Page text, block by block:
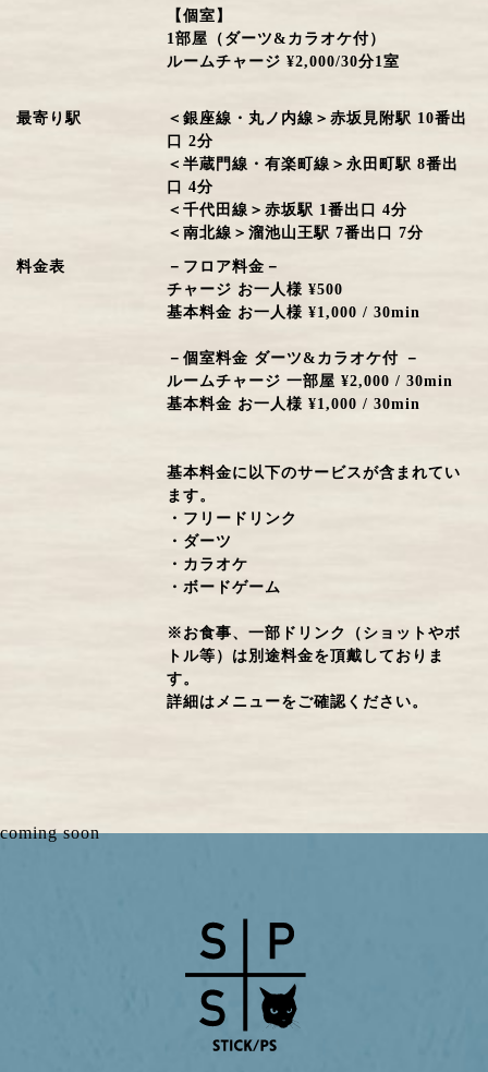
【個室】
1部屋（ダーツ&カラオケ付）
ルームチャージ ¥2,000/30分1室
最寄り駅
＜銀座線・丸ノ内線＞赤坂見附駅 10番出
口 2分
＜半蔵門線・有楽町線＞永田町駅 8番出
口 4分
＜千代田線＞赤坂駅 1番出口 4分
＜南北線＞溜池山王駅 7番出口 7分
料金表
－フロア料金－
チャージ お一人様 ¥500
基本料金 お一人様 ¥1,000 / 30min
－個室料金 ダーツ&カラオケ付 －
ルームチャージ 一部屋 ¥2,000 / 30min
基本料金 お一人様 ¥1,000 / 30min
基本料金に以下のサービスが含まれてい
ます。
・フリードリンク
・ダーツ
・カラオケ
・ボードゲーム
※お食事、一部ドリンク（ショットやボ
トル等）は別途料金を頂戴しておりま
す。
詳細はメニューをご確認ください。
coming soon